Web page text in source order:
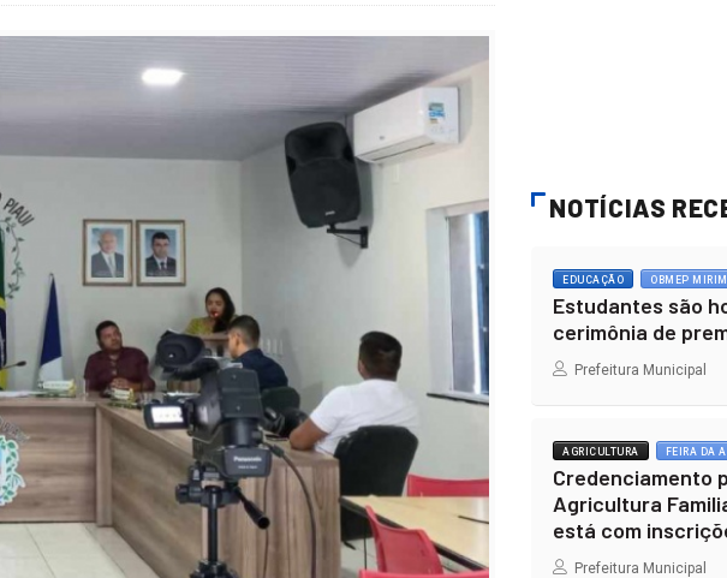
NOTÍCIAS
EDUCAÇÃO OBMEP MIRIM
Estudantes são
cerimônia de
Prefeitura Municipal
AGRICULTURA FEIRA DA
Credenciamento
Agricultura
está com
Prefeitura Municipal